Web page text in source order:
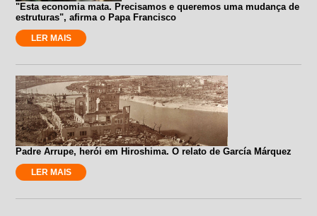
"Esta economia mata. Precisamos e queremos uma mudança de
estruturas", afirma o Papa Francisco
LER MAIS
Padre Arrupe, herói em Hiroshima. O relato de García Márquez
LER MAIS